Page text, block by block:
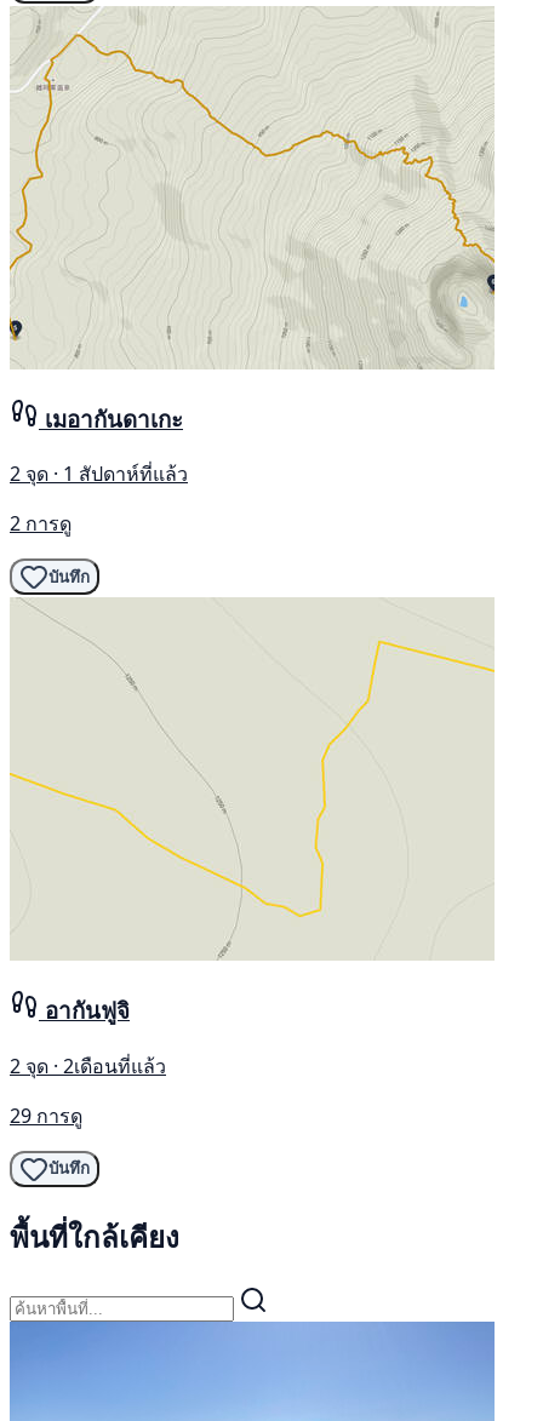
เมอากันดาเกะ
2 จุด · 1 สัปดาห์ที่แล้ว
2 การดู
บันทึก
อากันฟูจิ
2 จุด · 2เดือนที่แล้ว
29 การดู
บันทึก
พื้นที่ใกล้เคียง